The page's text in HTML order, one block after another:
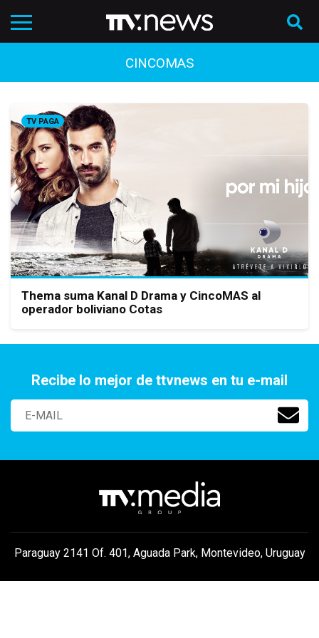
CINCOMAS
TV PAGA
Thema suma Kanal D Drama y CincoMAS al
operador boliviano Cotas
Recibe lo mejor de ttvnews en tu e-mail
Paraguay 2141 Of. 401, Aguada Park, Montevideo, Uruguay